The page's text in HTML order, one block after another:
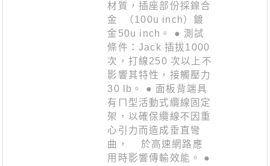
材質，插座部份採鎳合
金 （100u inch）鍍
金50u inch。 ● 測試
條件：Jack 插拔1000
次，打線250 次以上不
影響其特性，接觸壓力
30 lb。 ● 面板背端具
有ㄇ型活動式纜線固定
架，以確保纜線不因重
心引力而造成垂直彎
曲， 於高速網路應
用時影響傳輸效能。 ●